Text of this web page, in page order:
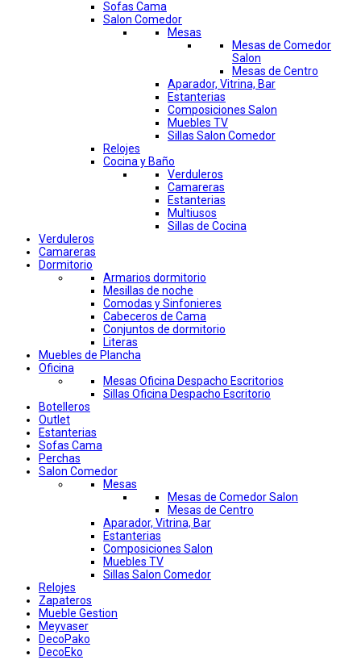
Sofas Cama
Salon Comedor
Mesas
Mesas de Comedor
Salon
Mesas de Centro
Aparador, Vitrina, Bar
Estanterias
Composiciones Salon
Muebles TV
Sillas Salon Comedor
Relojes
Cocina y Baño
Verduleros
Camareras
Estanterias
Multiusos
Sillas de Cocina
Verduleros
Camareras
Dormitorio
Armarios dormitorio
Mesillas de noche
Comodas y Sinfonieres
Cabeceros de Cama
Conjuntos de dormitorio
Literas
Muebles de Plancha
Oficina
Mesas Oficina Despacho Escritorios
Sillas Oficina Despacho Escritorio
Botelleros
Outlet
Estanterias
Sofas Cama
Perchas
Salon Comedor
Mesas
Mesas de Comedor Salon
Mesas de Centro
Aparador, Vitrina, Bar
Estanterias
Composiciones Salon
Muebles TV
Sillas Salon Comedor
Relojes
Zapateros
Mueble Gestion
Meyvaser
DecoPako
DecoEko